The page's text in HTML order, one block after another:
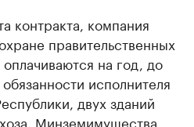
контракта, компания
правительственных
на год, до
исполнителя
двух зданий
Минземимущества,